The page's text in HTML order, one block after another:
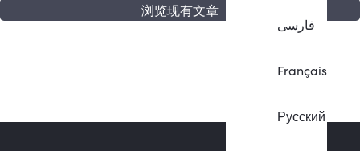
فارسی
Français
Русский
浏览现有文章